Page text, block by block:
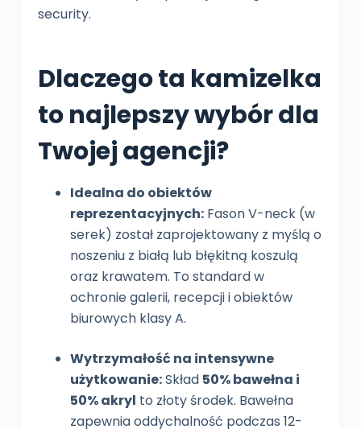
security.
Dlaczego ta kamizelka
to najlepszy wybór dla
Twojej agencji?
Idealna do obiektów
reprezentacyjnych:Fason V-neck (w
serek) został zaprojektowany z myślą o
noszeniu z białą lub błękitną koszulą
oraz krawatem. To standard w
ochronie galerii, recepcji i obiektów
biurowych klasy A.
Wytrzymałość na intensywne
użytkowanie:Skład 50% bawełna i
50% akryl to złoty środek. Bawełna
zapewnia oddychalność podczas 12-